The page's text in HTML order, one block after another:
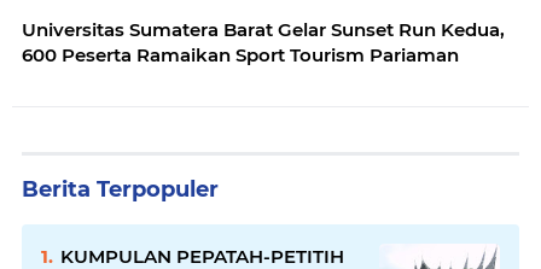
Universitas Sumatera Barat Gelar Sunset Run Kedua,
600 Peserta Ramaikan Sport Tourism Pariaman
Berita Terpopuler
KUMPULAN PEPATAH-PETITIH